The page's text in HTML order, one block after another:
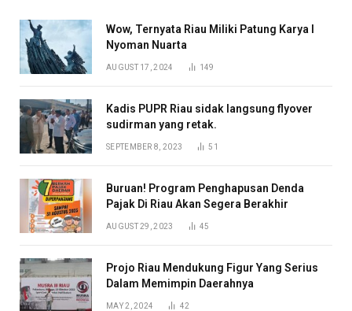
Wow, Ternyata Riau Miliki Patung Karya I
Nyoman Nuarta
AUGUST 17, 2024 149
Kadis PUPR Riau sidak langsung flyover
sudirman yang retak.
SEPTEMBER 8, 2023 51
Buruan! Program Penghapusan Denda
Pajak Di Riau Akan Segera Berakhir
AUGUST 29, 2023 45
Projo Riau Mendukung Figur Yang Serius
Dalam Memimpin Daerahnya
MAY 2, 2024 42